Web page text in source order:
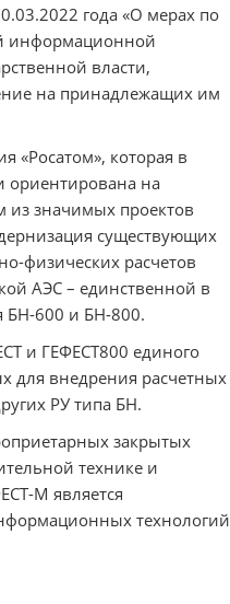
года «О мерах по
информационной
власти,
на принадлежащих им
«Росатом», которая в
ориентирована на
значимых проектов
существующих
физических расчетов
АЭС – единственной в
БН-600 и БН-800.
и ГЕФЕСТ800 единого
для внедрения расчетных
РУ типа БН.
закрытых
технике и
М является
технологий